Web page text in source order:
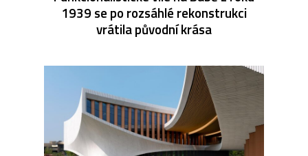
1939 se po rozsáhlé rekonstrukci
vrátila původní krása